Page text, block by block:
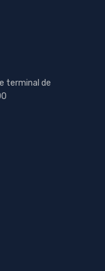
terminal de